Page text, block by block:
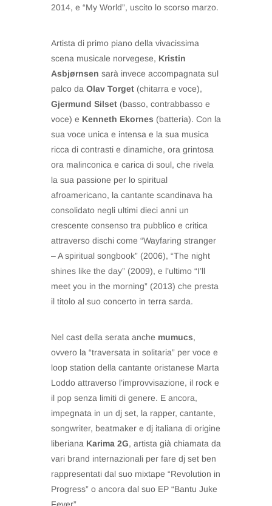
2014, e “My World”, uscito lo scorso marzo.
Artista di primo piano della vivacissima
scena musicale norvegese, Kristin
Asbjørnsen sarà invece accompagnata sul
palco da Olav Torget (chitarra e voce),
Gjermund Silset (basso, contrabbasso e
voce) e Kenneth Ekornes (batteria). Con la
sua voce unica e intensa e la sua musica
ricca di contrasti e dinamiche, ora grintosa
ora malinconica e carica di soul, che rivela
la sua passione per lo spiritual
afroamericano, la cantante scandinava ha
consolidato negli ultimi dieci anni un
crescente consenso tra pubblico e critica
attraverso dischi come “Wayfaring stranger
– A spiritual songbook” (2006), “The night
shines like the day” (2009), e l’ultimo “I’ll
meet you in the morning” (2013) che presta
il titolo al suo concerto in terra sarda.
Nel cast della serata anche mumucs,
ovvero la “traversata in solitaria” per voce e
loop station della cantante oristanese Marta
Loddo attraverso l’improvvisazione, il rock e
il pop senza limiti di genere. E ancora,
impegnata in un dj set, la rapper, cantante,
songwriter, beatmaker e dj italiana di origine
liberiana Karima 2G, artista già chiamata da
vari brand internazionali per fare dj set ben
rappresentati dal suo mixtape “Revolution in
Progress” o ancora dal suo EP “Bantu Juke
Fever”.